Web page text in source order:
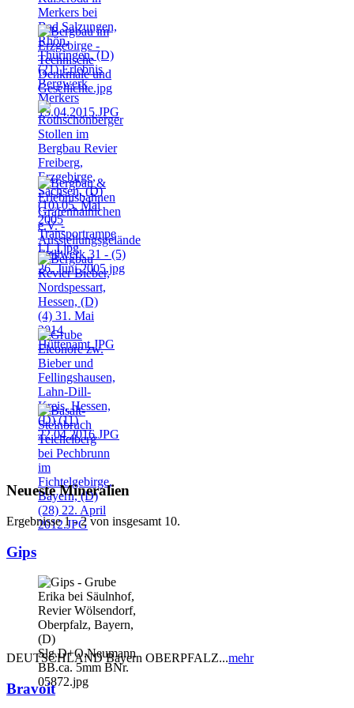
Neueste Mineralien
Ergebnisse 1 - 2 von insgesamt 10.
Gips
DEUTSCHLAND Bayern OBERPFALZ...mehr
Bravoit